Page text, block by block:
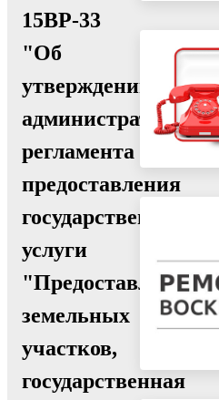
15ВР-33
"Об
утверждении
административного
регламента
предоставления
государственной
услуги
"Предоставление
земельных
участков,
государственная